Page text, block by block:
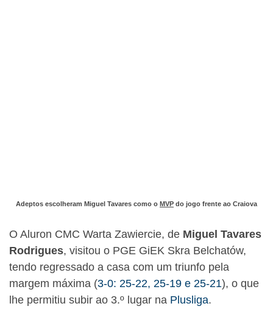
Adeptos escolheram Miguel Tavares como o MVP do jogo frente ao Craiova
O Aluron CMC Warta Zawiercie, de Miguel Tavares
Rodrigues, visitou o PGE GiEK Skra Belchatów,
tendo regressado a casa com um triunfo pela
margem máxima (3-0: 25-22, 25-19 e 25-21), o que
lhe permitiu subir ao 3.º lugar na Plusliga.